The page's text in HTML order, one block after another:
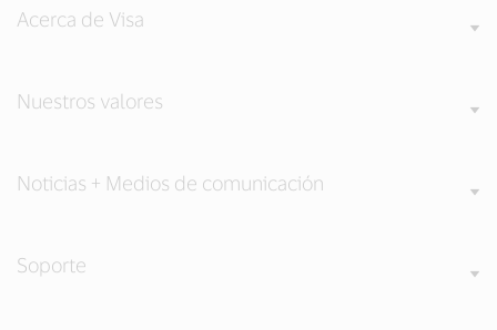
Acerca de Visa
Nuestros valores
Noticias + Medios de comunicación
Soporte